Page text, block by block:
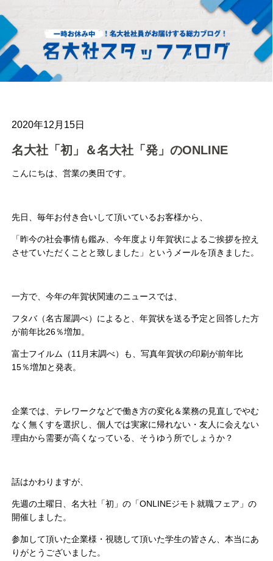
2020年12月15日
名大社「初」＆名大社「発」のONLINE
こんにちは、営業の奥田です。
先日、毎年お付き合いして頂いているお客様から、
「昨今の社会事情も鑑み、今年度より年賀状によるご挨拶を控え
させていただくことと致しました」というメールを頂きました。
一方で、今年の年賀状関連のニュースでは、
フタバ（名古屋調べ）によると、年賀状を送る予定と回答した方
が前年比26％増加。
富士フイルム（11月末調べ）も、写真年賀状の印刷が前年比
15％増加と発表。
企業では、テレワークなどで働き方の変化＆業務の見直しでやむ
なく無くすを選択し、個人では実家に帰れない・友人に会えない
理由から需要が高くなっている、そうゆう所でしょうか？
話はかわりますが、
先週の土曜日、名大社「初」の「ONLINEジモト就職フェア」の
開催しました。
参加して頂いた企業様・視聴して頂いた学生の皆さん、本当にあ
りがとうございました。